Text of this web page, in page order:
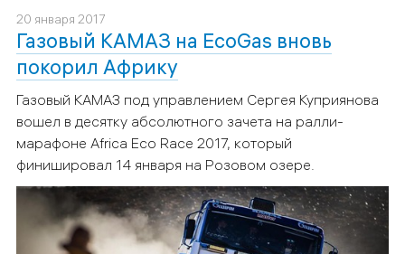
20 января 2017
Газовый КАМАЗ на EcoGas вновь
покорил Африку
Газовый КАМАЗ под управлением Сергея Куприянова
вошел в десятку абсолютного зачета на ралли-
марафоне Africa Eco Race 2017, который
финишировал 14 января на Розовом озере.